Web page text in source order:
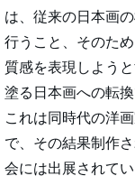
は、従来の日本画
行うこと、そのた
質感を表現しよう
塗る日本画への転
これは同時代の洋
で、その結果制作
会には出展されて